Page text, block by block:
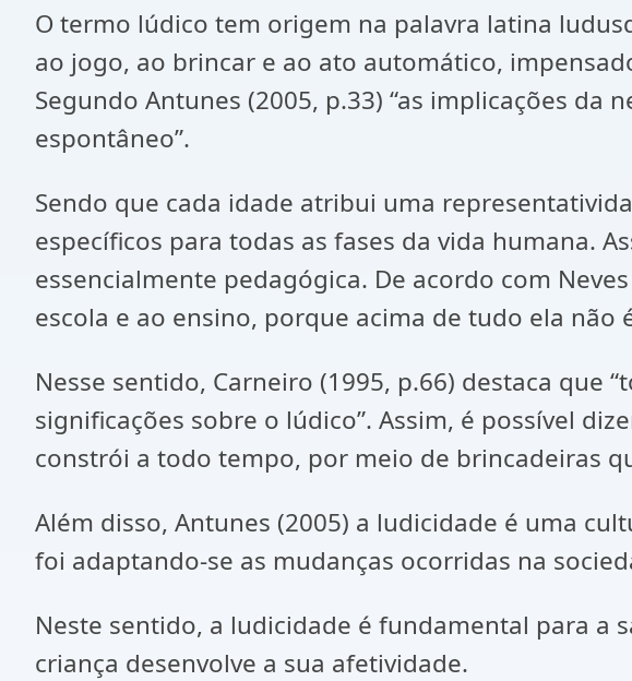
O termo lúdico tem origem na palavra latina
ao jogo, ao brincar e ao ato automático,
Segundo Antunes (2005, p.33) “as implicações
espontâneo”.
Sendo que cada idade atribui uma
específicos para todas as fases da vida humana.
essencialmente pedagógica. De acordo com
escola e ao ensino, porque acima de tudo ela não
Nesse sentido, Carneiro (1995, p.66) destaca que
significações sobre o lúdico”. Assim, é possível
constrói a todo tempo, por meio de brincadeiras
Além disso, Antunes (2005) a ludicidade é uma
foi adaptando-se as mudanças ocorridas na
Neste sentido, a ludicidade é fundamental para a
criança desenvolve a sua afetividade.